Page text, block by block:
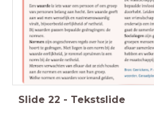
Slide 22 - Tekstslide